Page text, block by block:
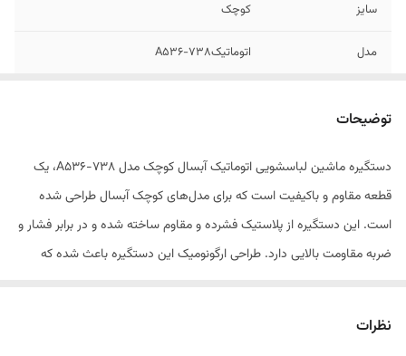
سایز کوچک
مدل اتوماتیکA536-738
توضیحات
دستگیره ماشین لباسشویی اتوماتیک آبسال کوچک مدل A536-738، یک
قطعه مقاوم و باکیفیت است که برای مدل‌های کوچک آبسال طراحی شده
است. این دستگیره از پلاستیک فشرده و مقاوم ساخته شده و در برابر فشار و
ضربه مقاومت بالایی دارد. طراحی ارگونومیک این دستگیره باعث شده که
نظرات